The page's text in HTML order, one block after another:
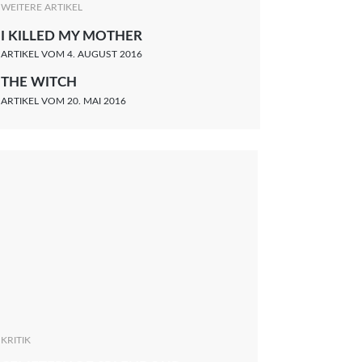
WEITERE ARTIKEL
I KILLED MY MOTHER
ARTIKEL VOM 4. AUGUST 2016
THE WITCH
ARTIKEL VOM 20. MAI 2016
KRITIK